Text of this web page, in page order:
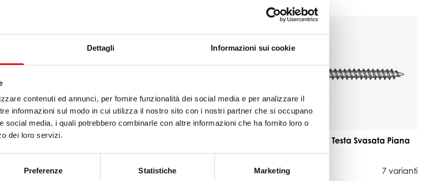
Dettagli Informazioni sui cookie
contenuti ed annunci, per fornire funzionalità dei social media e per analizzare il
informazioni sul modo in cui utilizza il nostro sito con i nostri partner che si occupano
social media, i quali potrebbero combinarle con altre informazioni che ha fornito loro o
dei loro servizi.
Preferenze Statistiche Marketing
Testa Svasata Piana
8 varianti
ø4,5 mm in Blister
da 3,70 €
3 varianti
Viti per Truciolari Testa Svasata Piana
ø5 mm in Blister
da 3,70 €
7 varianti